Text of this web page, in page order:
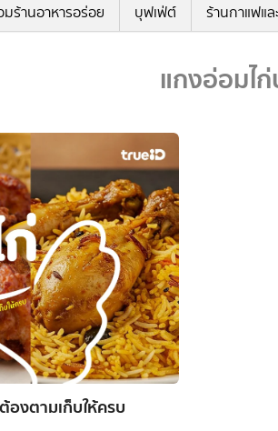
มร้านอาหารอร่อย บุฟเฟ่ต์ ร้านกาแฟแ
แกงอ่อมไ
องตามเก็บให้ครบ